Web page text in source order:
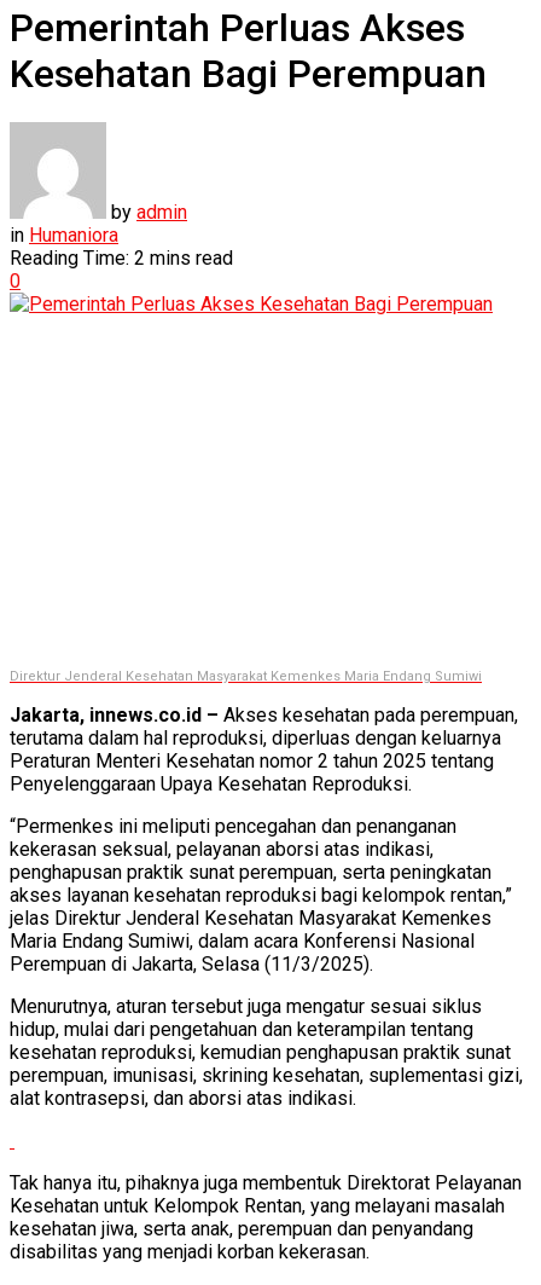
Pemerintah Perluas Akses
Kesehatan Bagi Perempuan
by admin
in Humaniora
Reading Time: 2 mins read
0
Direktur Jenderal Kesehatan Masyarakat Kemenkes Maria Endang Sumiwi
Jakarta, innews.co.id – Akses kesehatan pada perempuan,
terutama dalam hal reproduksi, diperluas dengan keluarnya
Peraturan Menteri Kesehatan nomor 2 tahun 2025 tentang
Penyelenggaraan Upaya Kesehatan Reproduksi.
“Permenkes ini meliputi pencegahan dan penanganan
kekerasan seksual, pelayanan aborsi atas indikasi,
penghapusan praktik sunat perempuan, serta peningkatan
akses layanan kesehatan reproduksi bagi kelompok rentan,”
jelas Direktur Jenderal Kesehatan Masyarakat Kemenkes
Maria Endang Sumiwi, dalam acara Konferensi Nasional
Perempuan di Jakarta, Selasa (11/3/2025).
Menurutnya, aturan tersebut juga mengatur sesuai siklus
hidup, mulai dari pengetahuan dan keterampilan tentang
kesehatan reproduksi, kemudian penghapusan praktik sunat
perempuan, imunisasi, skrining kesehatan, suplementasi gizi,
alat kontrasepsi, dan aborsi atas indikasi.
Tak hanya itu, pihaknya juga membentuk Direktorat Pelayanan
Kesehatan untuk Kelompok Rentan, yang melayani masalah
kesehatan jiwa, serta anak, perempuan dan penyandang
disabilitas yang menjadi korban kekerasan.